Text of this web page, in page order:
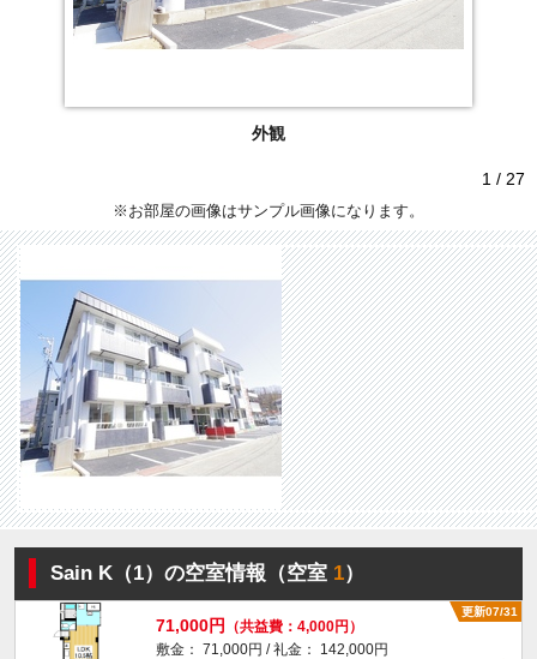
外観
1 / 27
※お部屋の画像はサンプル画像になります。
Sain K（1）の空室情報（空室1）
更新07/31
71,000円
（共益費：4,000円）
敷金： 71,000円 / 礼金： 142,000円